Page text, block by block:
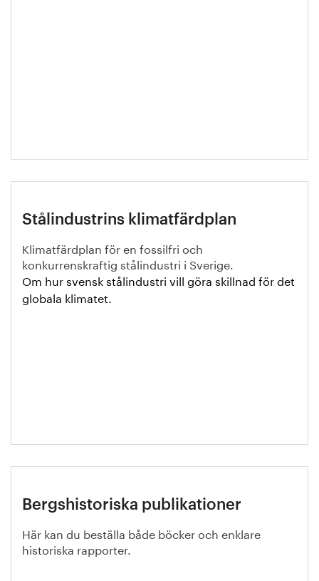
Stålindustrins klimatfärdplan
Klimatfärdplan för en fossilfri och
konkurrenskraftig stålindustri i Sverige.
Om hur svensk stålindustri vill göra skillnad för det
globala klimatet.
Bergshistoriska publikationer
Här kan du beställa både böcker och enklare
historiska rapporter.